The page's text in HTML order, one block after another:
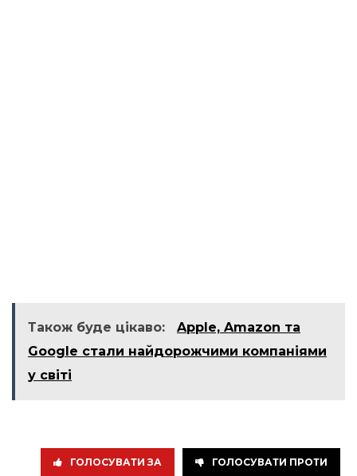
Також буде цікаво:
Apple, Amazon та
Google стали найдорожчими компаніями
у світі
ГОЛОСУВАТИ ЗА ГОЛОСУВАТИ ПРОТИ